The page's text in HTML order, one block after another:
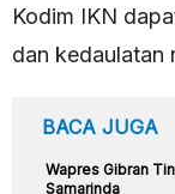
Kodim IKN
dan
BACA JUGA
Wapres Gibran
Samarinda